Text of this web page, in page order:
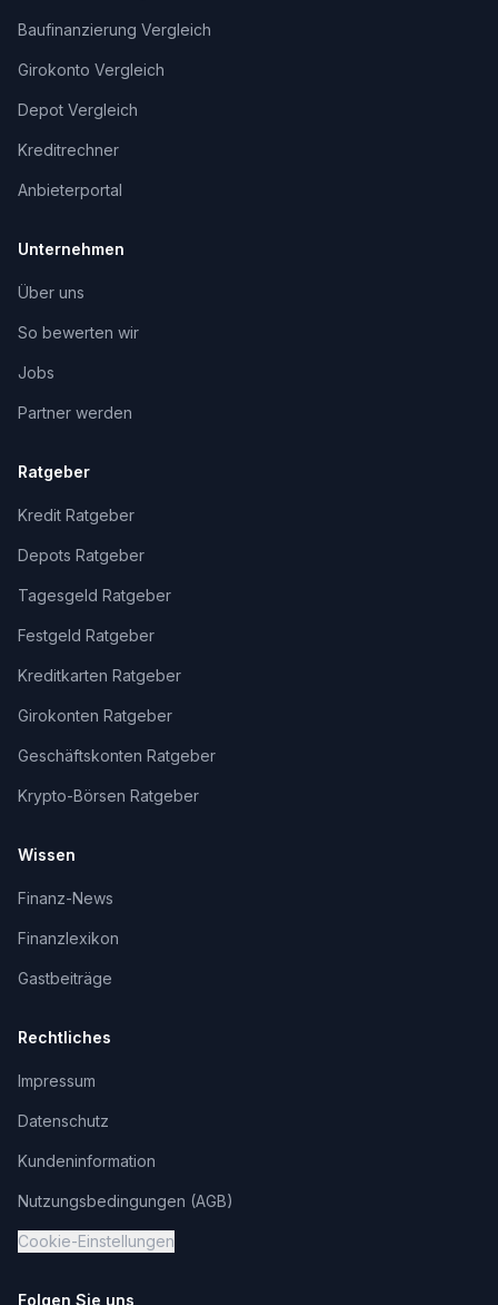
Baufinanzierung Vergleich
Girokonto Vergleich
Depot Vergleich
Kreditrechner
Anbieterportal
Unternehmen
Über uns
So bewerten wir
Jobs
Partner werden
Ratgeber
Kredit Ratgeber
Depots Ratgeber
Tagesgeld Ratgeber
Festgeld Ratgeber
Kreditkarten Ratgeber
Girokonten Ratgeber
Geschäftskonten Ratgeber
Krypto-Börsen Ratgeber
Wissen
Finanz-News
Finanzlexikon
Gastbeiträge
Rechtliches
Impressum
Datenschutz
Kundeninformation
Nutzungsbedingungen (AGB)
Cookie-Einstellungen
Folgen Sie uns